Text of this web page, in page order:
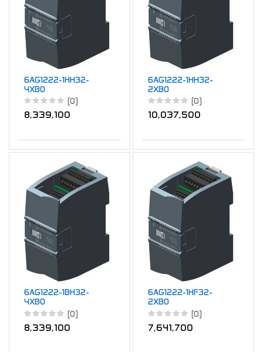
6AG1222-1HH32-
4XB0
(0)
8,339,100
6AG1222-1HH32-
2XB0
(0)
10,037,500
6AG1222-1BH32-
4XB0
(0)
8,339,100
6AG1222-1HF32-
2XB0
(0)
7,641,700